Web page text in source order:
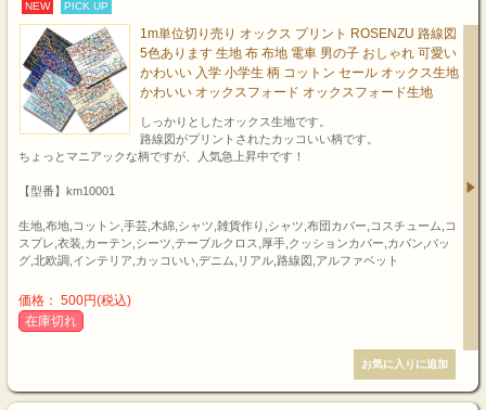
NEW PICK UP
1m単位切り売り オックス プリント ROSENZU 路線図
5色あります 生地 布 布地 電車 男の子 おしゃれ 可愛い
かわいい 入学 小学生 柄 コットン セール オックス生地
かわいい オックスフォード オックスフォード生地
しっかりとしたオックス生地です。
路線図がプリントされたカッコいい柄です。
ちょっとマニアックな柄ですが、人気急上昇中です！
【型番】km10001
生地,布地,コットン,手芸,木綿,シャツ,雑貨作り,シャツ,布団カバー,コスチューム,コ
スプレ,衣装,カーテン,シーツ,テーブルクロス,厚手,クッションカバー,カバン,バッ
グ,北欧調,インテリア,カッコいい,デニム,リアル,路線図,アルファベット
価格： 500円(税込)
在庫切れ